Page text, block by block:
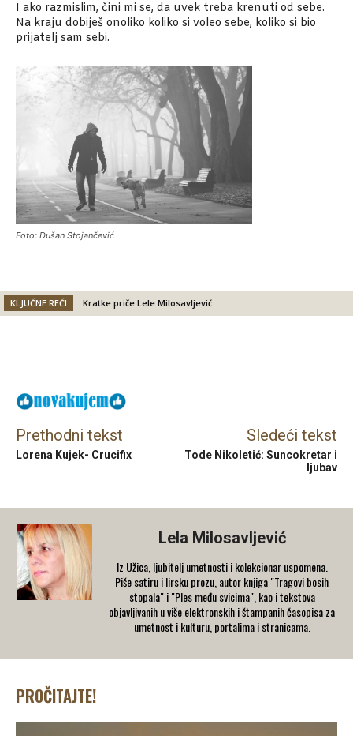
I ako razmislim, čini mi se, da uvek treba krenuti od sebe.
Na kraju dobiješ onoliko koliko si voleo sebe, koliko si bio
prijatelj sam sebi.
Foto: Dušan Stojančević
KLJUČNE REČI Kratke priče Lele Milosavljević
Prethodni tekst
Lorena Kujek- Crucifix
Sledeći tekst
Tode Nikoletić: Suncokretar i
ljubav
Lela Milosavljević
Iz Užica, ljubitelj umetnosti i kolekcionar uspomena.
Piše satiru i lirsku prozu, autor knjiga "Tragovi bosih
stopala" i "Ples među svicima", kao i tekstova
objavljivanih u više elektronskih i štampanih časopisa za
umetnost i kulturu, portalima i stranicama.
PROČITAJTE!